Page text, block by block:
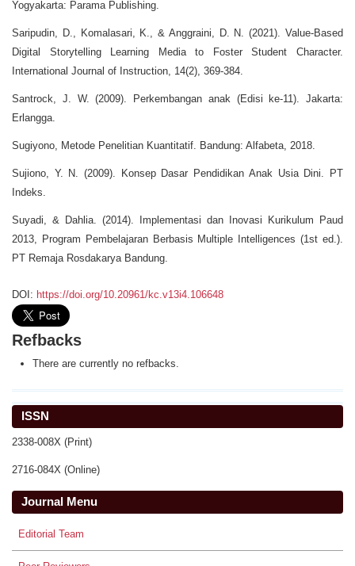
ISSN
2338-008X (Print)
2716-084X (Online)
Journal Menu
Editorial Team
Yogyakarta: Parama Publishing.
Saripudin, D., Komalasari, K., & Anggraini, D. N. (2021). Value-Based
Digital Storytelling Learning Media to Foster Student Character.
International Journal of Instruction, 14(2), 369-384.
Santrock, J. W. (2009). Perkembangan anak (Edisi ke-11). Jakarta:
Erlangga.
Sugiyono, Metode Penelitian Kuantitatif. Bandung: Alfabeta, 2018.
Sujiono, Y. N. (2009). Konsep Dasar Pendidikan Anak Usia Dini. PT
Indeks.
Suyadi, & Dahlia. (2014). Implementasi dan Inovasi Kurikulum Paud
2013, Program Pembelajaran Berbasis Multiple Intelligences (1st ed.).
PT Remaja Rosdakarya Bandung.
DOI: https://doi.org/10.20961/kc.v13i4.106648
Refbacks
There are currently no refbacks.